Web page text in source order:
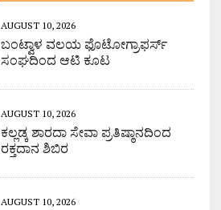
AUGUST 10, 2026
ಬಂಟ್ವಾಳ ವಲಯ ಫೊಟೋಗ್ರಾಫರ್ಸ್
ಸಂಘದಿಂದ ಆಟಿ ಕೂಟ
AUGUST 10, 2026
ಕಲ್ಲಡ್ಕ ಶಾರದಾ ಸೇವಾ ಪ್ರತಿಷ್ಠಾನದಿಂದ
ರಕ್ತದಾನ ಶಿಬಿರ
AUGUST 10, 2026